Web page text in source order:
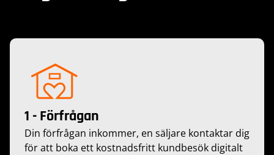
1 - Förfrågan
Din förfrågan inkommer, en säljare kontaktar dig
för att boka ett kostnadsfritt kundbesök digitalt